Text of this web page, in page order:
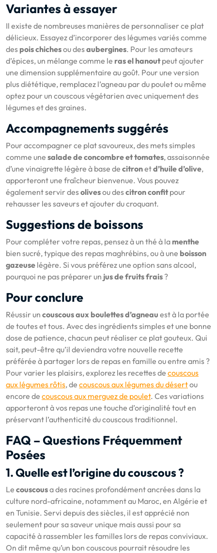
Variantes à essayer
Il existe de nombreuses manières de personnaliser ce plat
délicieux. Essayez d’incorporer des légumes variés comme
des pois chichesou desaubergines. Pour les amateurs
d’épices, un mélange comme le ras el hanout peut ajouter
une dimension supplémentaire au goût. Pour une version
plus diététique, remplacez l’agneau par du poulet ou même
optez pour un couscous végétarien avec uniquement des
légumes et des graines.
Accompagnements suggérés
Pour accompagner ce plat savoureux, des mets simples
comme une salade de concombre et tomates, assaisonnée
d’une vinaigrette légère à base de citronetd’huile d’olive,
apporteront une fraîcheur bienvenue. Vous pouvez
également servir desolivesou descitron confit pour
rehausser les saveurs et ajouter du croquant.
Suggestions de boissons
Pour compléter votre repas, pensez à un thé à la menthe
bien sucré, typique des repas maghrébins, ou à une boisson
gazeuse légère. Si vous préférez une option sans alcool,
pourquoi ne pas préparer un jus de fruits frais ?
Pour conclure
Réussir un couscous aux boulettes d’agneau est à la portée
de toutes et tous. Avec des ingrédients simples et une bonne
dose de patience, chacun peut réaliser ce plat gouteux. Qui
sait, peut-être qu’il deviendra votre nouvelle recette
préférée à partager lors de repas en famille ou entre amis ?
Pour varier les plaisirs, explorez les recettes de couscous
aux légumes rôtis, de couscous aux légumes du désertou
encore de couscous aux merguez de poulet. Ces variations
apporteront à vos repas une touche d’originalité tout en
préservant l’authenticité du couscous traditionnel.
FAQ – Questions Fréquemment
Posées
1. Quelle est l’origine du couscous ?
Le couscousa des racines profondément ancrées dans la
culture nord-africaine, notamment au Maroc, en Algérie et
en Tunisie. Servi depuis des siècles, il est apprécié non
seulement pour sa saveur unique mais aussi pour sa
capacité à rassembler les familles lors de repas conviviaux.
On dit même qu’un bon couscous pourrait résoudre les